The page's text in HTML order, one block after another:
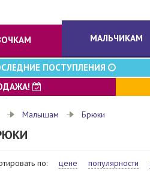
МАЛЬЧИКАМ
ПОСТУПЛЕНИЯ
Малышам Брюки
по: цене популярности